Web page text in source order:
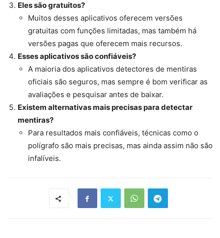
Eles são gratuitos?
Muitos desses aplicativos oferecem versões
gratuitas com funções limitadas, mas também há
versões pagas que oferecem mais recursos.
Esses aplicativos são confiáveis?
A maioria dos aplicativos detectores de mentiras
oficiais são seguros, mas sempre é bom verificar as
avaliações e pesquisar antes de baixar.
Existem alternativas mais precisas para detectar
mentiras?
Para resultados mais confiáveis, técnicas como o
polígrafo são mais precisas, mas ainda assim não são
infalíveis.